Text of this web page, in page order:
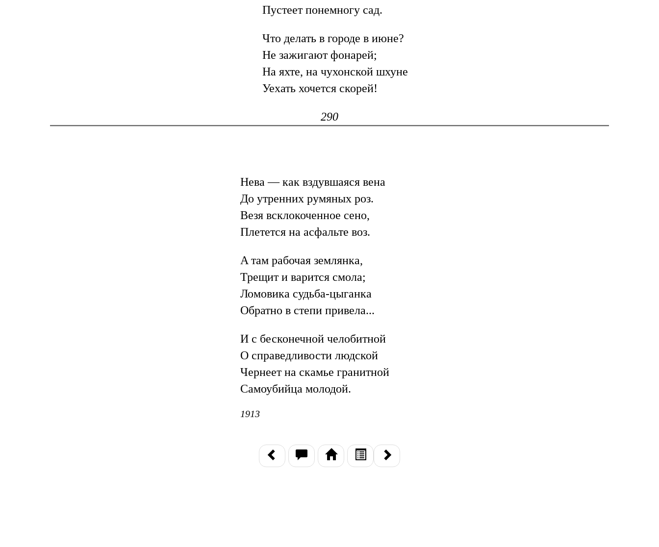
Пустеет понемногу сад.
Что делать в городе в июне?
Не зажигают фонарей;
На яхте, на чухонской шхуне
Уехать хочется скорей!
290
Нева — как вздувшаяся вена
До утренних румяных роз.
Везя всклокоченное сено,
Плетется на асфальте воз.
A там рабочая землянка,
Трещит и варится смола;
Ломовика судьба-цыганка
Обратно в степи привела...
И с бесконечной челобитной
О справедливости людской
Чернеет на скамье гранитной
Самоубийца молодой.
1913